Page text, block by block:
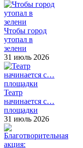
Чтобы город
утопал в
зелени
31 июль 2026
Театр
начинается с…
площадки
31 июль 2026